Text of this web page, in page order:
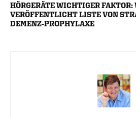
HÖRGERÄTE WICHTIGER FAKTOR:
VERÖFFENTLICHT LISTE VON
DEMENZ-PROPHYLAXE